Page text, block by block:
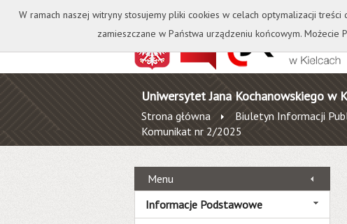
Kontakt Biblioteka
Uniwersytet Jana Kochanowskiego w
Strona główna Biuletyn Informacji
Komunikat nr 2/2025
Menu
Informacje Podstawowe
W ramach naszej witryny stosujemy pliki cookies w celach optymalizacji
zamieszczane w Państwa urządzeniu końcowym. Możecie